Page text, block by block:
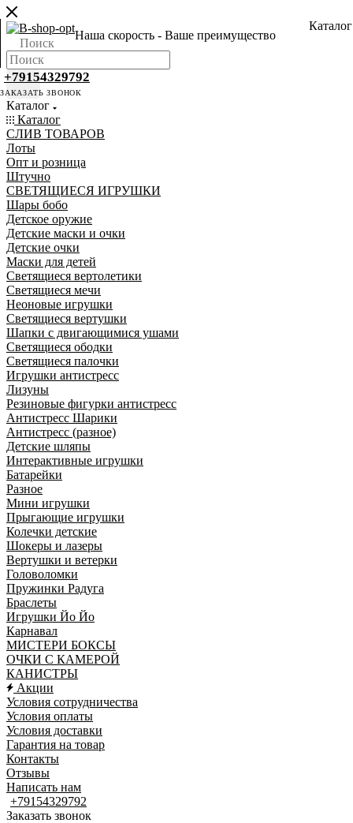
Наша скорость - Ваше преимущество
Каталог
Каталог
CЛИВ ТОВАРОВ
Лоты
Опт и розница
Штучно
СВЕТЯЩИЕСЯ ИГРУШКИ
Шары бобо
Детское оружие
Детские маски и очки
Детские очки
Маски для детей
Светящиеся вертолетики
Светящиеся мечи
Неоновые игрушки
Светящиеся вертушки
Шапки с двигающимися ушами
Светящиеся ободки
Светящиеся палочки
Игрушки антистресс
Лизуны
Резиновые фигурки антистресс
Антистресс Шарики
Антистресс (разное)
Детские шляпы
Интерактивные игрушки
Батарейки
Разное
Мини игрушки
Прыгающие игрушки
Колечки детские
Шокеры и лазеры
Вертушки и ветерки
Головоломки
Пружинки Радуга
Браслеты
Игрушки Йо Йо
Карнавал
МИСТЕРИ БОКСЫ
ОЧКИ С КАМЕРОЙ
КАНИСТРЫ
Акции
Условия сотрудничества
Условия оплаты
Условия доставки
Гарантия на товар
Контакты
Отзывы
Написать нам
+79154329792
Заказать звонок
Каталог
+79154329792
ЗАКАЗАТЬ ЗВОНОК